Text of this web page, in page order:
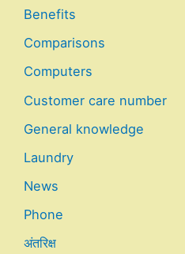
Benefits
Comparisons
Computers
Customer care number
General knowledge
Laundry
News
Phone
अंतरिक्ष